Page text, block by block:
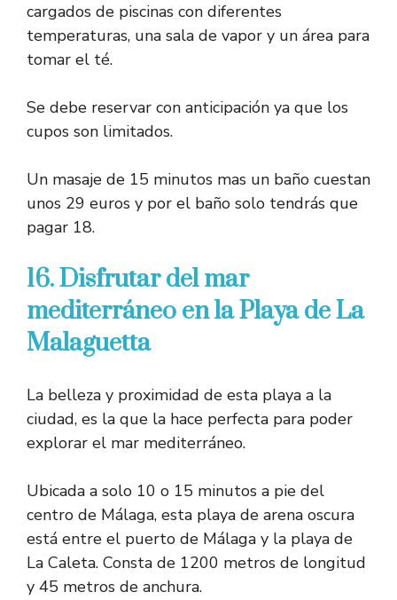
cargados de piscinas con diferentes
temperaturas, una sala de vapor y un área para
tomar el té.
Se debe reservar con anticipación ya que los
cupos son limitados.
Un masaje de 15 minutos mas un baño cuestan
unos 29 euros y por el baño solo tendrás que
pagar 18.
16. Disfrutar del mar
mediterráneo en la Playa de La
Malaguetta
La belleza y proximidad de esta playa a la
ciudad, es la que la hace perfecta para poder
explorar el mar mediterráneo.
Ubicada a solo 10 o 15 minutos a pie del
centro de Málaga, esta playa de arena oscura
está entre el puerto de Málaga y la playa de
La Caleta. Consta de 1200 metros de longitud
y 45 metros de anchura.